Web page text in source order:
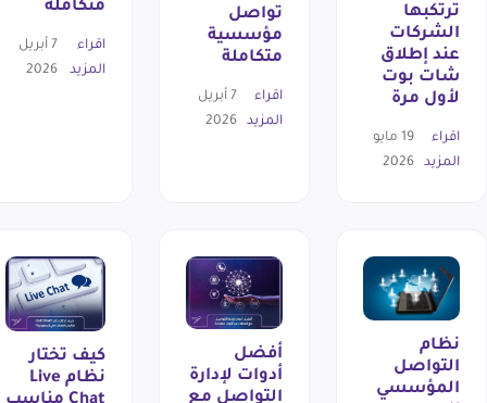
ترتكبها
الشركات
عند إطلاق
شات بوت
لأول مرة
اقراء
المزيد
19 مايو
2026
تواصل
مؤسسية
متكاملة
اقراء
المزيد
7 أبريل
2026
متكاملة
اقراء
المزيد
7 أبريل
2026
نظام
التواصل
المؤسسي
أفضل
أدوات لإدارة
التواصل مع
كيف تختار
نظام Live